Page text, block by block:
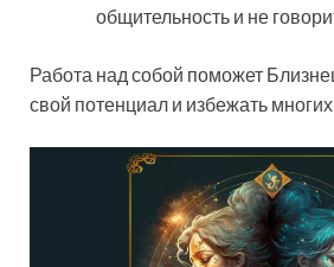
общительность и не
Работа над собой поможет
свой потенциал и избежать